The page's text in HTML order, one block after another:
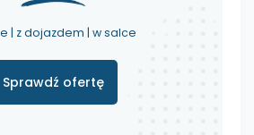
| z dojazdem | w salce
Sprawdź ofertę